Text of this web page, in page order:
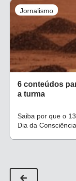
Jornalismo
6 conteúdos
a turma
Saiba por que o
Dia da